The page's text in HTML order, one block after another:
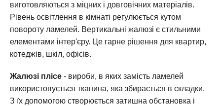
виготовляються з міцних і довговічних матеріалів.
Рівень освітлення в кімнаті регулюється кутом
повороту ламелей. Вертикальні жалюзі є стильними
елементами інтер'єру. Це гарне рішення для квартир,
котеджів, шкіл, офісів.
Жалюзі плісе - вироби, в яких замість ламелей
використовується тканина, яка збирається в складки.
З їх допомогою створюється затишна обстановка і